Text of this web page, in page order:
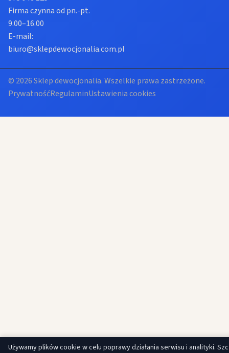
Firma czynna od pn.-pt.
9.00–16.00
E-mail:
biuro@sklepdewocjonalia.com.pl
© 2026 Sklep dewocjonalia. Wszelkie prawa zastrzeżone.
PrywatnośćRegulaminUstawienia cookies
Używamy plików cookie w celu poprawy działania serwisu i analityki.